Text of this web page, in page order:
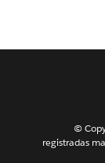
©
registradas